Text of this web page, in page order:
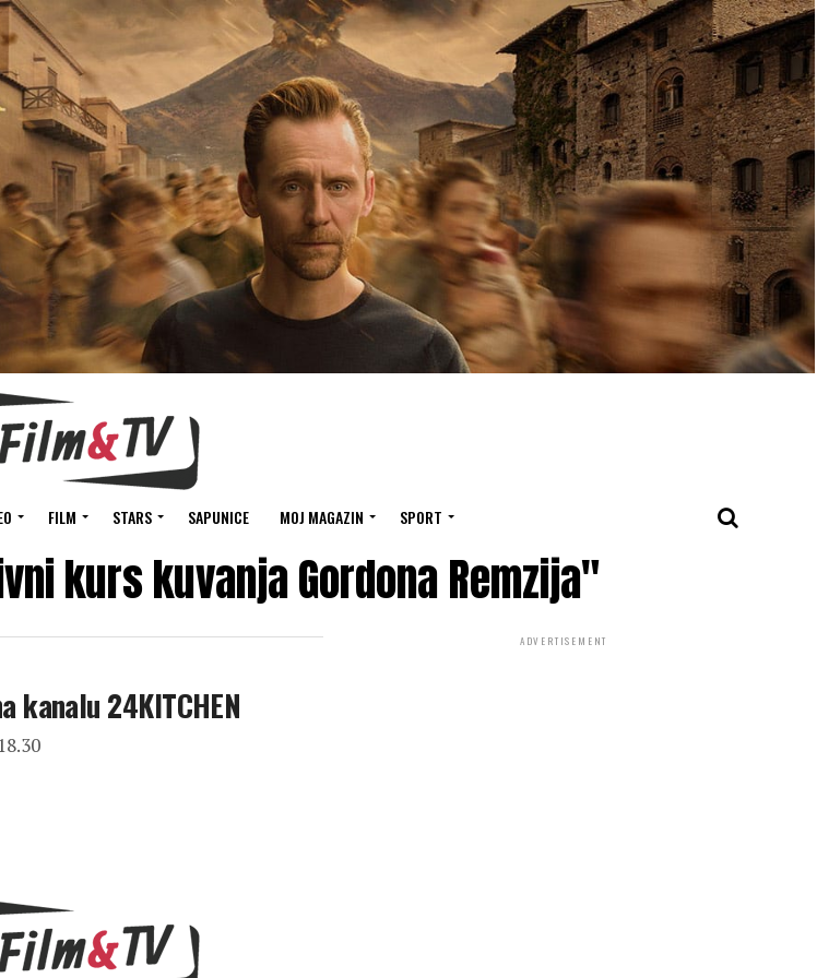
FILM STARS SAPUNICE MOJ MAGAZIN SPORT
kurs kuvanja Gordona Remzija"
kanalu 24KITCHEN
ADVERTISEMENT